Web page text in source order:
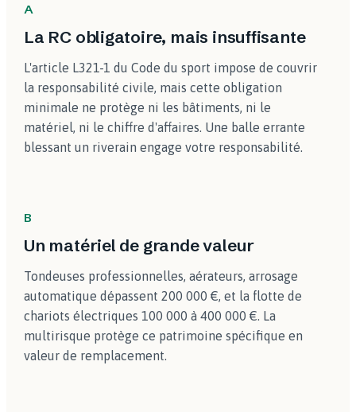
A
La RC obligatoire, mais insuffisante
L'article L321-1 du Code du sport impose de couvrir
la responsabilité civile, mais cette obligation
minimale ne protège ni les bâtiments, ni le
matériel, ni le chiffre d'affaires. Une balle errante
blessant un riverain engage votre responsabilité.
B
Un matériel de grande valeur
Tondeuses professionnelles, aérateurs, arrosage
automatique dépassent 200 000 €, et la flotte de
chariots électriques 100 000 à 400 000 €. La
multirisque protège ce patrimoine spécifique en
valeur de remplacement.